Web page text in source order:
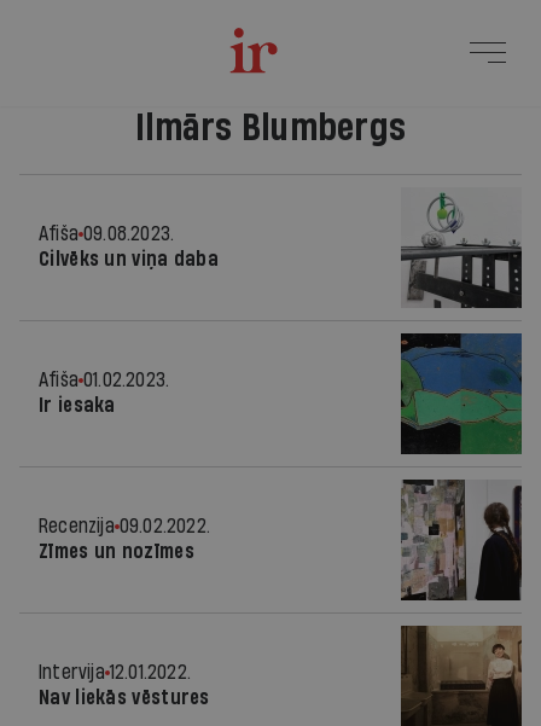
Ilmārs Blumbergs
Afiša 09.08.2023.
Cilvēks un viņa daba
Afiša 01.02.2023.
Ir iesaka
Recenzija 09.02.2022.
Zīmes un nozīmes
Intervija 12.01.2022.
Nav liekās vēstures